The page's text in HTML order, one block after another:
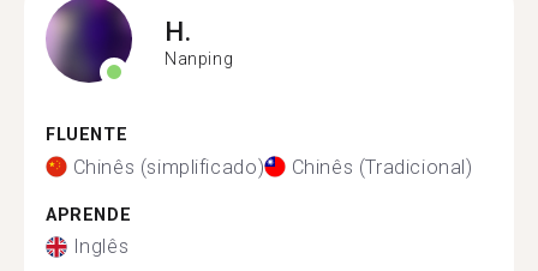
H.
Nanping
FLUENTE
Chinês (simplificado) Chinês (Tradicional)
APRENDE
Inglês